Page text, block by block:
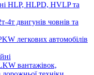
HLP, HLPD, HVLP та
4т двигунів човнів та
легкових автомобілів
вантажівок,